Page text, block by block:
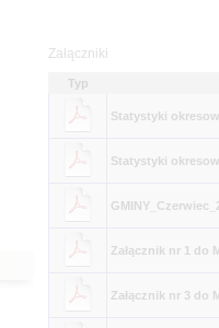
Załączniki
Typ
Statystyki
Statystyki
Załącznik nr 1 do
Załącznik nr 3 do